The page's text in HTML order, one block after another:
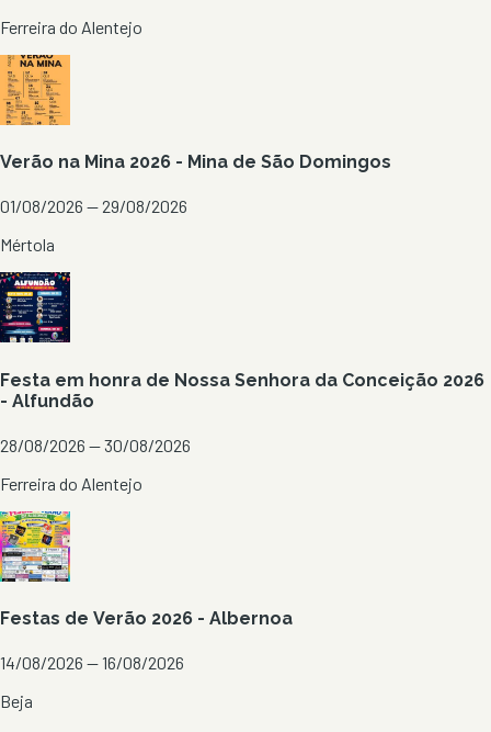
Ferreira do Alentejo
Verão na Mina 2026 - Mina de São Domingos
01/08/2026 — 29/08/2026
Mértola
Festa em honra de Nossa Senhora da Conceição 2026
- Alfundão
28/08/2026 — 30/08/2026
Ferreira do Alentejo
Festas de Verão 2026 - Albernoa
14/08/2026 — 16/08/2026
Beja